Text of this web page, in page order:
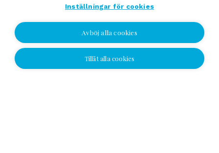
Jag vill bli kontaktad
Inställningar för cookies
Avböj alla cookies
Tillåt alla cookies